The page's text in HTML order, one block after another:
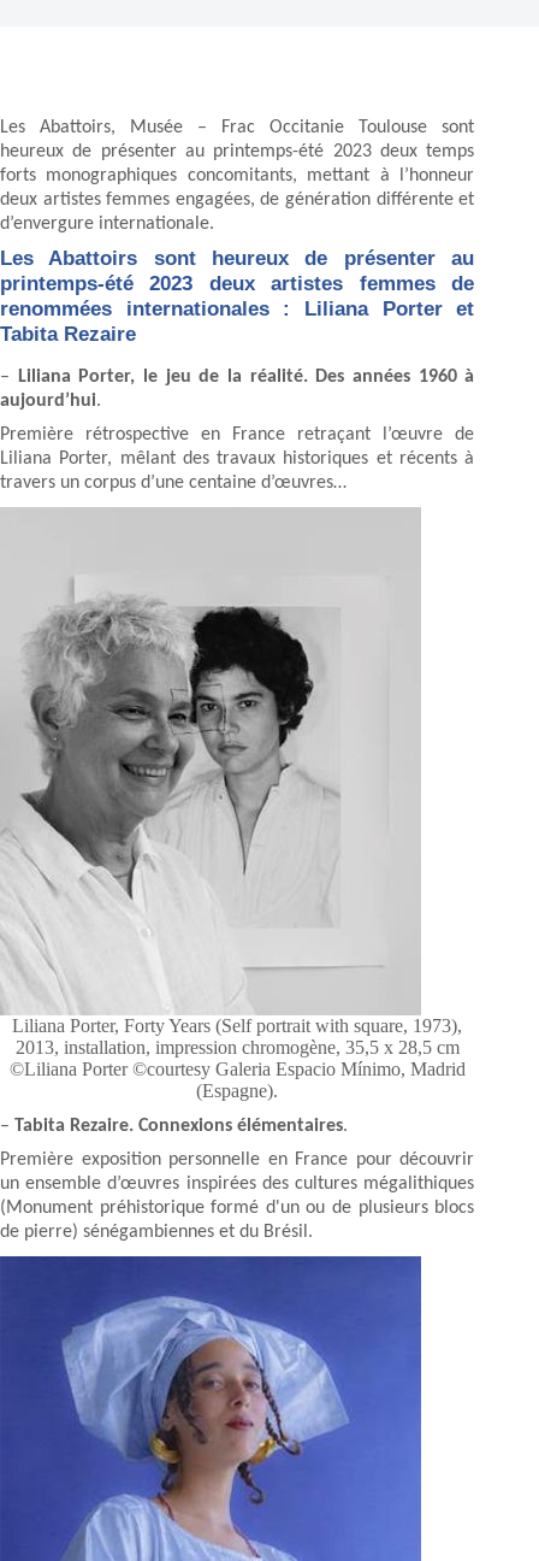
Les Abattoirs, Musée – Frac Occitanie Toulouse sont
heureux de présenter au printemps-été 2023 deux temps
forts monographiques concomitants, mettant à l’honneur
deux artistes femmes engagées, de génération différente et
d’envergure internationale.
Les Abattoirs sont heureux de présenter au
printemps-été 2023 deux artistes femmes de
renommées internationales : Liliana Porter et
Tabita Rezaire
–
Liliana Porter, le jeu de la réalité. Des années 1960 à
aujourd’hui.
Première rétrospective en France retraçant l’œuvre de
Liliana Porter, mêlant des travaux historiques et récents à
travers un corpus d’une centaine d’œuvres…
Liliana Porter, Forty Years (Self portrait with square, 1973),
2013, installation, impression chromogène, 35,5 x 28,5 cm
©Liliana Porter ©courtesy Galeria Espacio Mínimo, Madrid
(Espagne).
– Tabita Rezaire. Connexions élémentaires.
Première exposition personnelle en France pour découvrir
un ensemble d’œuvres inspirées des cultures mégalithiques
(Monument préhistorique formé d'un ou de plusieurs blocs
de pierre) sénégambiennes et du Brésil.